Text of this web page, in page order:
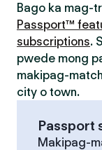
Bago ka mag-
Passport™
subscriptions.
pwede mong
makipag-
city o town.
Passport
Makipag-